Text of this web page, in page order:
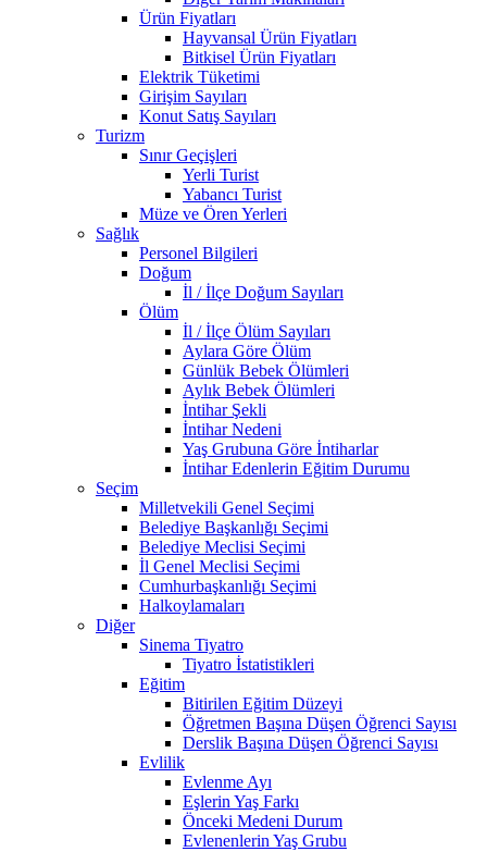
Ürün Fiyatları
Hayvansal Ürün Fiyatları
Bitkisel Ürün Fiyatları
Elektrik Tüketimi
Girişim Sayıları
Konut Satış Sayıları
Turizm
Sınır Geçişleri
Yerli Turist
Yabancı Turist
Müze ve Ören Yerleri
Sağlık
Personel Bilgileri
Doğum
İl / İlçe Doğum Sayıları
Ölüm
İl / İlçe Ölüm Sayıları
Aylara Göre Ölüm
Günlük Bebek Ölümleri
Aylık Bebek Ölümleri
İntihar Şekli
İntihar Nedeni
Yaş Grubuna Göre İntiharlar
İntihar Edenlerin Eğitim Durumu
Seçim
Milletvekili Genel Seçimi
Belediye Başkanlığı Seçimi
Belediye Meclisi Seçimi
İl Genel Meclisi Seçimi
Cumhurbaşkanlığı Seçimi
Halkoylamaları
Diğer
Sinema Tiyatro
Tiyatro İstatistikleri
Eğitim
Bitirilen Eğitim Düzeyi
Öğretmen Başına Düşen Öğrenci Sayısı
Derslik Başına Düşen Öğrenci Sayısı
Evlilik
Evlenme Ayı
Eşlerin Yaş Farkı
Önceki Medeni Durum
Evlenenlerin Yaş Grubu